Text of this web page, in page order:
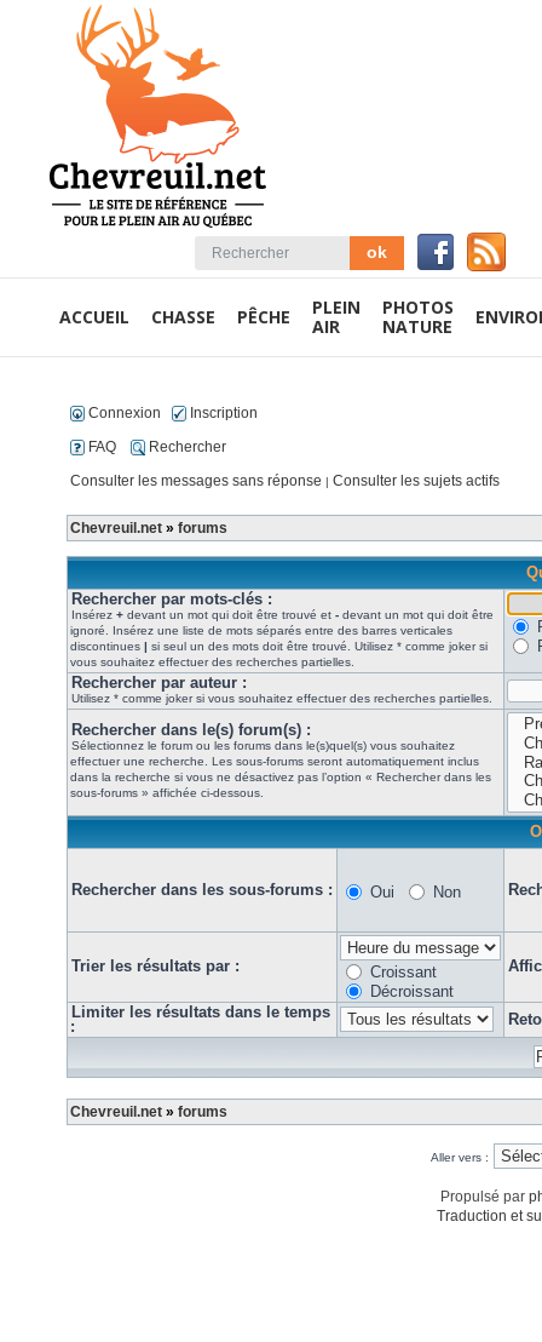
ACCUEIL CHASSE PÊCHE
PLEIN
AIR
PHOTOS
NATURE
Connexion
Inscription
FAQ
Rechercher
Consulter les messages sans réponse | Consulter les sujets actifs
Chevreuil.net » forums
Rechercher par mots-clés :
Insérez + devant un mot qui doit être trouvé et - devant un mot qui doit être
ignoré. Insérez une liste de mots séparés entre des barres verticales
discontinues | si seul un des mots doit être trouvé. Utilisez * comme joker si
vous souhaitez effectuer des recherches partielles.
Rechercher par auteur :
Utilisez * comme joker si vous souhaitez effectuer des recherches partielles.
Rechercher dans le(s) forum(s) :
Sélectionnez le forum ou les forums dans le(s)quel(s) vous souhaitez
effectuer une recherche. Les sous-forums seront automatiquement inclus
dans la recherche si vous ne désactivez pas l’option « Rechercher dans les
sous-forums » affichée ci-dessous.
Rechercher dans les sous-forums : Oui Non
Trier les résultats par :
Croissant
Décroissant
Limiter les résultats dans le temps
:
Chevreuil.net » forums
Aller vers :
Propulsé par
Traduction et